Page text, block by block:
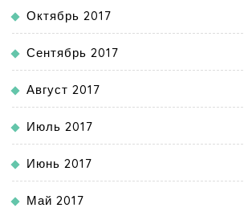
Октябрь 2017
Сентябрь 2017
Август 2017
Июль 2017
Июнь 2017
Май 2017